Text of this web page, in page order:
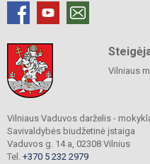
Vilniaus
Vilniaus Vaduvos darželis -
Savivaldybės biudžetinė įstaiga
Vaduvos g. 14 a, 02308 Vilnius
Tel. +370 5 232 2979